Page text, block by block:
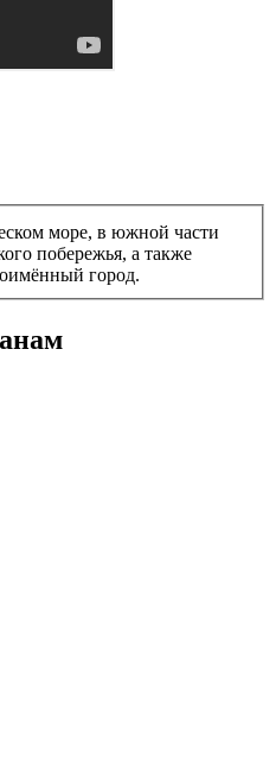
море, в южной части
побережья, а также
город.